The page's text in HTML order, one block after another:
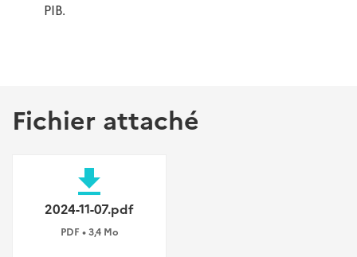
PIB.
Fichier attaché
file_download
2024-11-07.pdf
PDF • 3,4 Mo